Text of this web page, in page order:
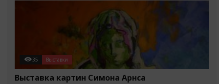
35 Выставки
Выставка картин Симона Арнса